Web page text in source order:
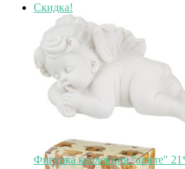
Скидка!
Фигурка коллекция "amore"